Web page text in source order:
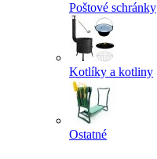
Poštové schránky
Kotlíky a kotliny
Ostatné